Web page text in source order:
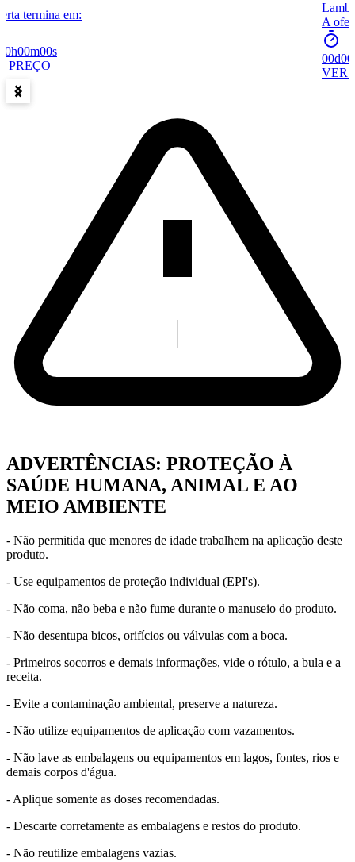
termina em:
00m00s
PREÇO
A
00d
VER
Item
ADVERTÊNCIAS: PROTEÇÃO À
SAÚDE HUMANA, ANIMAL E AO
MEIO AMBIENTE
- Não permitida que menores de idade trabalhem na aplicação deste
produto.
- Use equipamentos de proteção individual (EPI's).
- Não coma, não beba e não fume durante o manuseio do produto.
- Não desentupa bicos, orifícios ou válvulas com a boca.
- Primeiros socorros e demais informações, vide o rótulo, a bula e a
receita.
- Evite a contaminação ambiental, preserve a natureza.
- Não utilize equipamentos de aplicação com vazamentos.
- Não lave as embalagens ou equipamentos em lagos, fontes, rios e
demais corpos d'água.
- Aplique somente as doses recomendadas.
- Descarte corretamente as embalagens e restos do produto.
- Não reutilize embalagens vazias.